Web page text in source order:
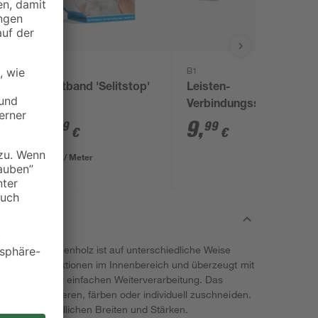
Dichtband 'Selitstop'
99 €
0,14 € / Meter
B1
Leisten-
Verbindungsset weiß
10-tlg.
9,99 €
hellem Buchenholz ist auf unterschiedliche Weise
Konstruktionen im Innenbereich und überzeugt mit
sowie einer einfachen Weiterverarbeitung. Das
Bedarf lackieren, färben oder individuell zuschneiden.
unterschiedlichen Breiten und Stärken.